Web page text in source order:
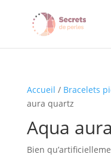
Accueil / Bracelets
aura quartz
Aqua
Bien